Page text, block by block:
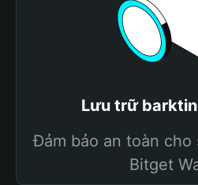
Lưu trữ
Đảm bảo an toàn cho
Bitget